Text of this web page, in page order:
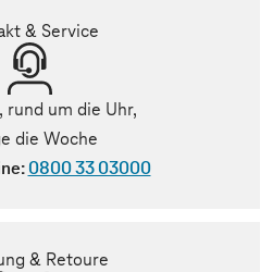
& Service
rund um die Uhr,
die Woche
0800 33 03000
& Retoure